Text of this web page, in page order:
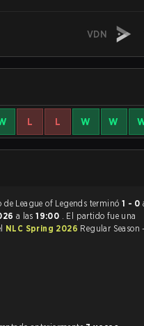
VDN
L L W W
El partido de League of Legends terminó 1 - 0 a
a las19:00 . El partido fue una
NLC Spring 2026 Regular Season -